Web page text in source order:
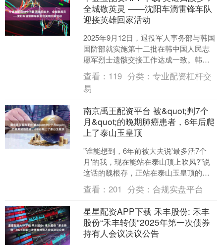
全城敬英灵 ——沈阳车滴雷锋车队
迎接英雄回家活动
2025年9月12日，退役军人事务部与韩国
国防部就实施第十二批在韩中国人民志
愿军烈士遗骸交接工作达成一致。韩方
向中方移交30位在韩中国人民志愿军烈
士遗骸及相关遗....
查看： 119 分类：专业配资杠杆交
易
南京禹王配资平台 被&quot;判7个
月&quot;的晚期肺癌患者，6年后爬
上了泰山玉皇顶
"谁能想到，6年前被大夫说'最多活7个
月'的我，现在能站在泰山顶上吹风?"说
这话的魏根存，正站在泰山玉皇顶的观
日峰前，裹着件深灰外套，手里攥着和
袁希福院长的合影....
查看：201 分类：合规实盘平台
星星配资APP下载 禾丰股份: 禾丰
股份“禾丰转债”2025年第一次债券
持有人会议决议公告